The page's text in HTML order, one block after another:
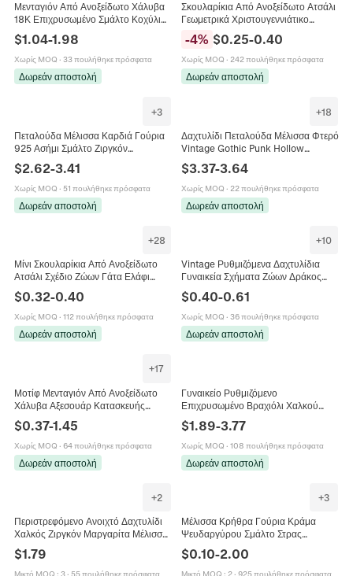
Μενταγιόν Από Ανοξείδωτο Χάλυβα
18Κ Επιχρυσωμένο Σμάλτο Κοχύλι
Πεταλούδα Καρδιά Μέλισσα Αστέρι
Για Κοσμήματα
$1.04-1.98
Χωρίς MOQ · 33 πουλήθηκε πρόσφατα
Δωρεάν αποστολή
Σκουλαρίκια Από Ανοξείδωτο Ατσάλι
Γεωμετρικά Χριστουγεννιάτικο
Δέντρο Τάρανδος Μέλισσα Λουλούδι
Καρδιά Αστέρι Φεγγάρι Κοσμήματα
-4% $0.25-0.40
Χωρίς MOQ · 242 πουλήθηκε πρόσφατα
Δωρεάν αποστολή
+3
Πεταλούδα Μέλισσα Καρδιά Γούρια
925 Ασήμι Σμάλτο Ζιργκόν
Μενταγιόν Για Βραχιόλι Κολιέ DIY
Κατασκευή Κοσμημάτων
$2.62-3.41
Χωρίς MOQ · 51 πουλήθηκε πρόσφατα
Δωρεάν αποστολή
+18
Δαχτυλίδι Πεταλούδα Μέλισσα Φτερό
Vintage Gothic Punk Hollow
Γυαλισμένο Ανοξείδωτο Ατσάλι 316L
Κοσμήματα
$3.37-3.64
Χωρίς MOQ · 22 πουλήθηκε πρόσφατα
Δωρεάν αποστολή
+28
Μίνι Σκουλαρίκια Από Ανοξείδωτο
Ατσάλι Σχέδιο Ζώων Γάτα Ελάφι
Μέλισσα Πουλί Φίδι Κορώνα Απλά
Κοσμήματα Για Γυναίκες
$0.32-0.40
Χωρίς MOQ · 112 πουλήθηκε πρόσφατα
Δωρεάν αποστολή
+10
Vintage Ρυθμιζόμενα Δαχτυλίδια
Γυναικεία Σχήματα Ζώων Δράκος
Μέλισσα Βάτραχος Φίδι Αλεπού
Κράμα Στρας Πέρλα Πανκ Γοτθικό
Κοσμήματα
$0.40-0.61
Χωρίς MOQ · 36 πουλήθηκε πρόσφατα
Δωρεάν αποστολή
+17
Μοτίφ Μενταγιόν Από Ανοξείδωτο
Χάλυβα Αξεσουάρ Κατασκευής
Μπότες Αστέρια Για Κολιέ Βραχιόλι
$0.37-1.45
Χωρίς MOQ · 64 πουλήθηκε πρόσφατα
Δωρεάν αποστολή
Γυναικείο Ρυθμιζόμενο
Επιχρυσωμένο Βραχιόλι Χαλκού
Μέλισσα Κόσμημα
$1.89-3.77
Χωρίς MOQ · 108 πουλήθηκε πρόσφατα
Δωρεάν αποστολή
+2
Περιστρεφόμενο Ανοιχτό Δαχτυλίδι
Χαλκός Ζιργκόν Μαργαρίτα Μέλισσα
Ρυθμιζόμενο Δαχτυλίδι Άγχους Για
Γυναίκες
$1.79
Μικτό MOQ : 3· 55 πουλήθηκε πρόσφατα
+3
Μέλισσα Κρήθρα Γούρια Κράμα
Ψευδαργύρου Σμάλτο Στρας
Μενταγιόν Για DIY Κατασκευή
Κοσμημάτων Αξεσουάρ Χαριτωμένο
Ζωικό Στυλ
$0.10-2.00
Μικτό MOQ : 2· 925 πουλήθηκε πρόσφατα